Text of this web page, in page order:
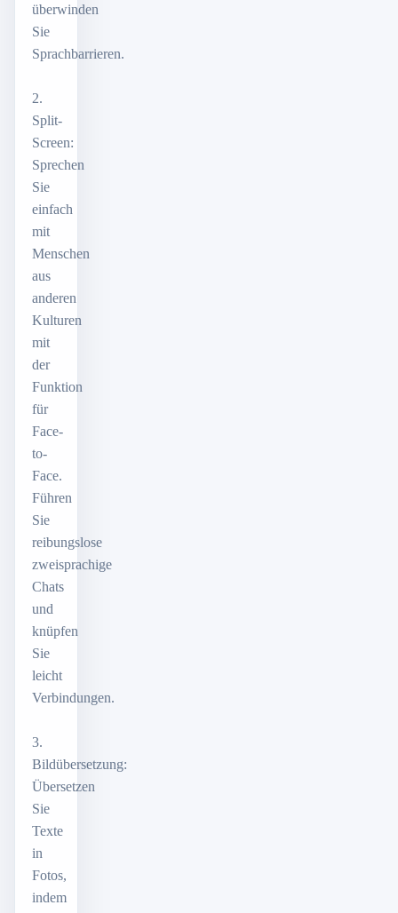
überwinden
Sie
Sprachbarrieren.
2.
Split-
Screen:
Sprechen
Sie
einfach
mit
Menschen
aus
anderen
Kulturen
mit
der
Funktion
für
Face-
to-
Face.
Führen
Sie
reibungslose
zweisprachige
Chats
und
knüpfen
Sie
leicht
Verbindungen.
3.
Bildübersetzung:
Übersetzen
Sie
Texte
in
Fotos,
indem